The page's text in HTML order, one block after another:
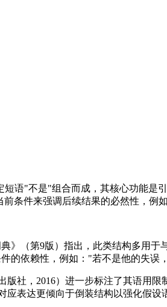
语"不是"组合而成，其核心功能是
条件来强调后续结果的必然性，例
》（第9版）指出，此类结构多用于
依赖性，例如："若不是他的失误，
社，2016）进一步标注了其语用
应表达更倾向于倒装结构以强化假设